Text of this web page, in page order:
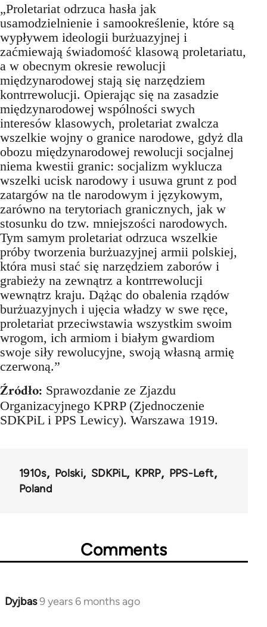
„Proletariat odrzuca hasła jak
usamodzielnienie i samookreślenie, które są
wypływem ideologii burżuazyjnej i
zaćmiewają świadomość klasową proletariatu,
a w obecnym okresie rewolucji
międzynarodowej stają się narzędziem
kontrrewolucji. Opierając się na zasadzie
międzynarodowej wspólności swych
interesów klasowych, proletariat zwalcza
wszelkie wojny o granice narodowe, gdyż dla
obozu międzynarodowej rewolucji socjalnej
niema kwestii granic: socjalizm wyklucza
wszelki ucisk narodowy i usuwa grunt z pod
zatargów na tle narodowym i językowym,
zarówno na terytoriach granicznych, jak w
stosunku do tzw. mniejszości narodowych.
Tym samym proletariat odrzuca wszelkie
próby tworzenia burżuazyjnej armii polskiej,
która musi stać się narzędziem zaborów i
grabieży na zewnątrz a kontrrewolucji
wewnątrz kraju. Dążąc do obalenia rządów
burżuazyjnych i ujęcia władzy w swe ręce,
proletariat przeciwstawia wszystkim swoim
wrogom, ich armiom i białym gwardiom
swoje siły rewolucyjne, swoją własną armię
czerwoną.”
Źródło: Sprawozdanie ze Zjazdu
Organizacyjnego KPRP (Zjednoczenie
SDKPiL i PPS Lewicy). Warszawa 1919.
1910s Polski SDKPiL KPRP
PPS-Left
Poland
Comments
Dyjbas9 years 6 months ago
In